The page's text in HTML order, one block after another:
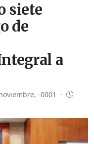
siete
de
a
-0001 ·